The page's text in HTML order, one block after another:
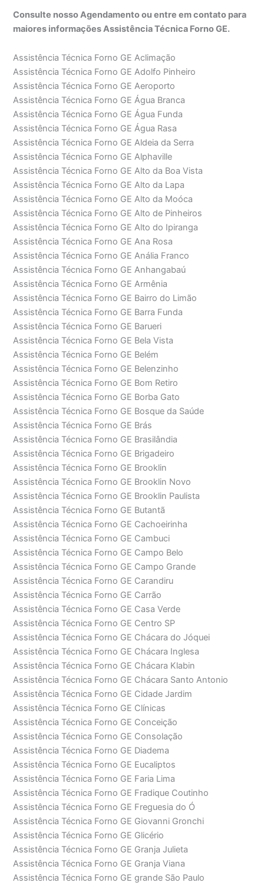
Consulte nosso Agendamento ou entre em contato para
maiores informações Assistência Técnica Forno GE.
Assistência Técnica Forno GE Aclimação
Assistência Técnica Forno GE Adolfo Pinheiro
Assistência Técnica Forno GE Aeroporto
Assistência Técnica Forno GE Água Branca
Assistência Técnica Forno GE Água Funda
Assistência Técnica Forno GE Água Rasa
Assistência Técnica Forno GE Aldeia da Serra
Assistência Técnica Forno GE Alphaville
Assistência Técnica Forno GE Alto da Boa Vista
Assistência Técnica Forno GE Alto da Lapa
Assistência Técnica Forno GE Alto da Moóca
Assistência Técnica Forno GE Alto de Pinheiros
Assistência Técnica Forno GE Alto do Ipiranga
Assistência Técnica Forno GE Ana Rosa
Assistência Técnica Forno GE Anália Franco
Assistência Técnica Forno GE Anhangabaú
Assistência Técnica Forno GE Armênia
Assistência Técnica Forno GE Bairro do Limão
Assistência Técnica Forno GE Barra Funda
Assistência Técnica Forno GE Barueri
Assistência Técnica Forno GE Bela Vista
Assistência Técnica Forno GE Belém
Assistência Técnica Forno GE Belenzinho
Assistência Técnica Forno GE Bom Retiro
Assistência Técnica Forno GE Borba Gato
Assistência Técnica Forno GE Bosque da Saúde
Assistência Técnica Forno GE Brás
Assistência Técnica Forno GE Brasilândia
Assistência Técnica Forno GE Brigadeiro
Assistência Técnica Forno GE Brooklin
Assistência Técnica Forno GE Brooklin Novo
Assistência Técnica Forno GE Brooklin Paulista
Assistência Técnica Forno GE Butantã
Assistência Técnica Forno GE Cachoeirinha
Assistência Técnica Forno GE Cambuci
Assistência Técnica Forno GE Campo Belo
Assistência Técnica Forno GE Campo Grande
Assistência Técnica Forno GE Carandiru
Assistência Técnica Forno GE Carrão
Assistência Técnica Forno GE Casa Verde
Assistência Técnica Forno GE Centro SP
Assistência Técnica Forno GE Chácara do Jóquei
Assistência Técnica Forno GE Chácara Inglesa
Assistência Técnica Forno GE Chácara Klabin
Assistência Técnica Forno GE Chácara Santo Antonio
Assistência Técnica Forno GE Cidade Jardim
Assistência Técnica Forno GE Clínicas
Assistência Técnica Forno GE Conceição
Assistência Técnica Forno GE Consolação
Assistência Técnica Forno GE Diadema
Assistência Técnica Forno GE Eucaliptos
Assistência Técnica Forno GE Faria Lima
Assistência Técnica Forno GE Fradique Coutinho
Assistência Técnica Forno GE Freguesia do Ó
Assistência Técnica Forno GE Giovanni Gronchi
Assistência Técnica Forno GE Glicério
Assistência Técnica Forno GE Granja Julieta
Assistência Técnica Forno GE Granja Viana
Assistência Técnica Forno GE grande São Paulo